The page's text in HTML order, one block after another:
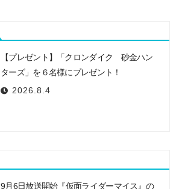
【プレゼント】「クロンダイク 砂金ハン
ターズ」を６名様にプレゼント！
2026.8.4
9月6日放送開始『仮面ライダーマイス』の